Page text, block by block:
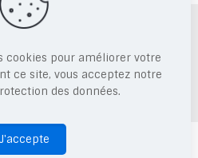
cookies pour améliorer votre
ce site, vous acceptez notre
des données.